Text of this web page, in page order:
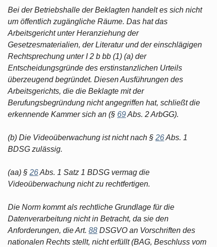
Bei der Betriebshalle der Beklagten handelt es sich nicht
um öffentlich zugängliche Räume. Das hat das
Arbeitsgericht unter Heranziehung der
Gesetzesmaterialien, der Literatur und der einschlägigen
Rechtsprechung unter I 2 b bb (1) (a) der
Entscheidungsgründe des erstinstanzlichen Urteils
überzeugend begründet. Diesen Ausführungen des
Arbeitsgerichts, die die Beklagte mit der
Berufungsbegründung nicht angegriffen hat, schließt die
erkennende Kammer sich an (§ 69Abs. 2 ArbGG).
(b) Die Videoüberwachung ist nicht nach § 26Abs. 1
BDSG zulässig.
(aa) § 26Abs. 1 Satz 1 BDSG vermag die
Videoüberwachung nicht zu rechtfertigen.
Die Norm kommt als rechtliche Grundlage für die
Datenverarbeitung nicht in Betracht, da sie den
Anforderungen, die Art. 88 DSGVO an Vorschriften des
nationalen Rechts stellt, nicht erfüllt (BAG, Beschluss vom